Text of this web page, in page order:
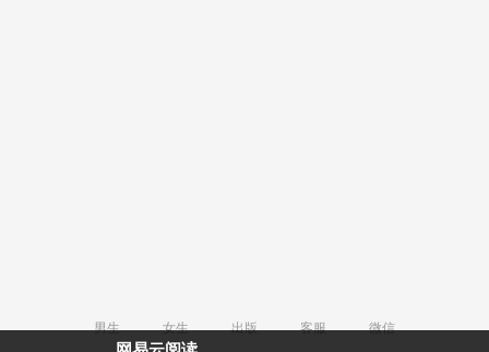
男生 女生 出版 客服
微信